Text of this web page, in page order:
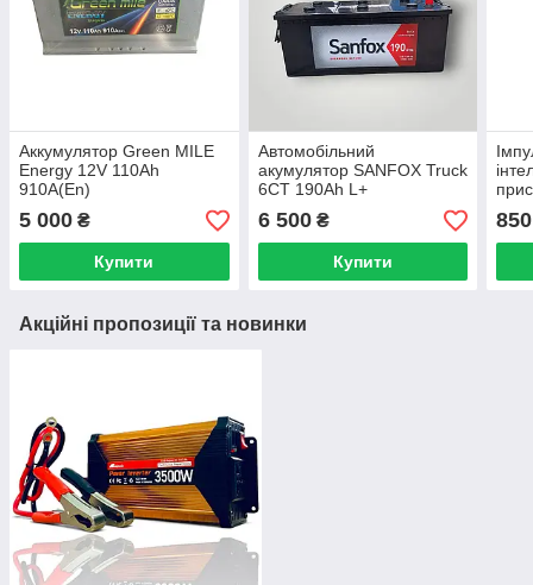
Аккумулятор Green MILE
Energy 12V 110Ah
910A(En)
5 000 ₴
Купити
Автомобільний
акумулятор SANFOX Truck
6CT 190Ah L+
6 500₴
Купити
850
Акційні пропозиції та новинки